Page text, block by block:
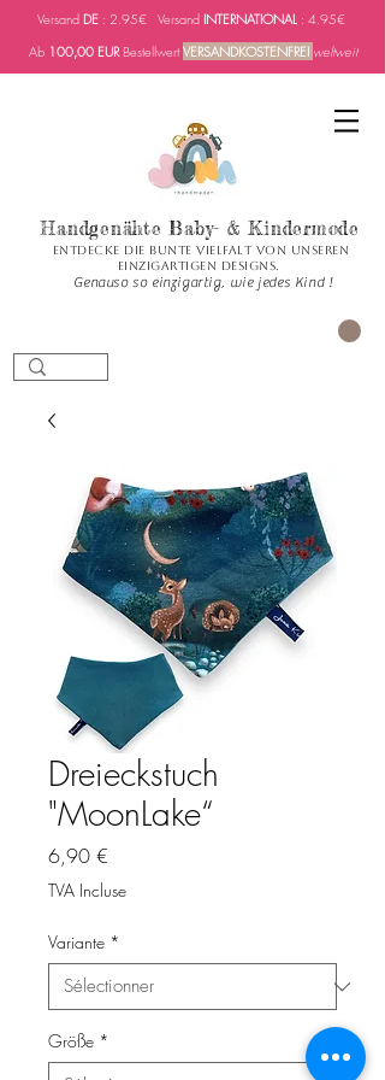
Versand DE : 2.95€ Versand INTERNATIONAL : 4.95€
Ab 100,00 EURBestellwertVERSANDKOSTENFREI weltweit
Handgenähte Baby- & Kindermode
Entdecke die bunte Vielfalt von unseren
einzigartigen Designs.
Genauso so einzigartig, wie jedes Kind !
Dreieckstuch
"MoonLake“
6,90 €
TVA Incluse
Variante *
Größe *